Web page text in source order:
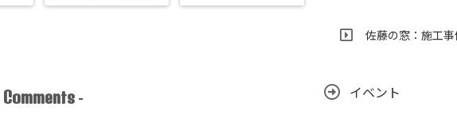
Comments -
佐藤の窓：施工事
イベント